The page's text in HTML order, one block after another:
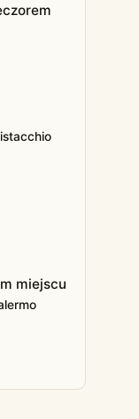
miejscu